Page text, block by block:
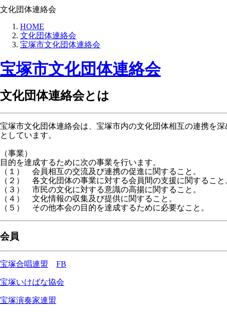
文化団体連絡会
HOME
文化団体連絡会
宝塚市文化団体連絡会
宝塚市文化団体連絡会
文化団体連絡会とは
宝塚市文化団体連絡会は、宝塚市内の文化団体相互の連携を
としています。
（事業）
目的を達成するために次の事業を行います。
（１） 会員相互の交流及び連携の促進に関すること。
（２） 各文化団体の事業に対する会員間の支援に関すること
（３） 市民の文化に対する意識の高揚に関すること。
（４） 文化情報の収集及び提供に関すること。
（５） その他本会の目的を達成するために必要なこと。
会員
宝塚合唱連盟 FB
宝塚いけばな協会
宝塚演奏家連盟